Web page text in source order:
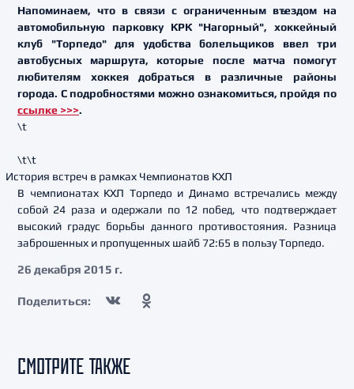
Напоминаем, что в связи с ограниченным въездом на
автомобильную парковку КРК "Нагорный", хоккейный
клуб "Торпедо" для удобства болельщиков ввел три
автобусных маршрута, которые после матча помогут
любителям хоккея добраться в различные районы
города. С подробностями можно ознакомиться, пройдя по
ссылке >>>.
\t
\t\t
История встреч в рамках Чемпионатов КХЛ
В чемпионатах КХЛ Торпедо и Динамо встречались между
собой 24 раза и одержали по 12 побед, что подтверждает
высокий градус борьбы данного противостояния. Разница
заброшенных и пропущенных шайб 72:65 в пользу Торпедо.
26 декабря 2015 г.
Поделиться:
СМОТРИТЕ ТАКЖЕ